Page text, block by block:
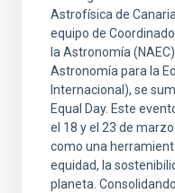
Astrofísica de
equipo de
la Astronomía
Astronomía para la
Internacional), se
Equal Day. Este
el 18 y el 23 de
como una
equidad, la
planeta.